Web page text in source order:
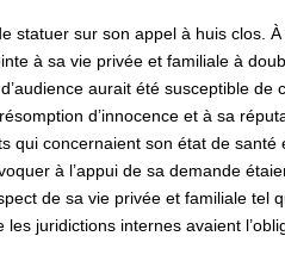
statuer sur son appel à huis clos.
à sa vie privée et familiale à
aurait été susceptible
d’innocence et à sa
qui concernaient son état de
à l’appui de sa demande
de sa vie privée et familiale tel
les juridictions internes avaient